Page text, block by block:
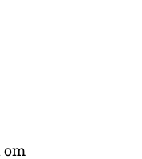
om